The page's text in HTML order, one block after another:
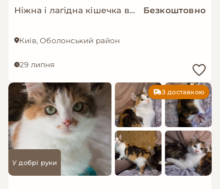
Ніжна і лагідна кішечка в добрі руки! Безкоштовно
Київ, Оболонський район
29 липня
З доставкою
У добрі руки